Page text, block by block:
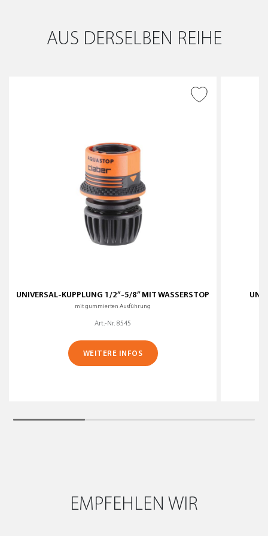
AUS DERSELBEN REIHE
UNIVERSAL-KUPPLUNG 1/2”-5/8” MIT WASSERSTOP
mit gummierten Ausführung
Art.-Nr. 8545
WEITERE INFOS
EMPFEHLEN WIR